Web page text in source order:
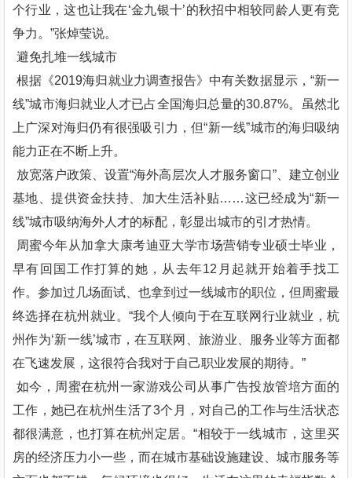
个行业，这也让我在‘金九银十’的秋招中相较同龄人更有竞
争力。”张焯莹说。
避免扎堆一线城市
根据《2019海归就业力调查报告》中有关数据显示，“新一
线”城市海归就业人才已占全国海归总量的30.87%。虽然北
上广深对海归仍有很强吸引力，但“新一线”城市的海归吸纳
能力正在不断上升。
放宽落户政策、设置“海外高层次人才服务窗口”、建立创业
基地、提供资金扶持、加大生活补贴……这已经成为“新一
线”城市吸纳海外人才的标配，彰显出城市的引才热情。
周蜜今年从加拿大康考迪亚大学市场营销专业硕士毕业，
早有回国工作打算的她，从去年12月起就开始着手找工
作。参加过几场面试、也拿到过一线城市的职位，但周蜜最
终选择在杭州就业。“我个人倾向于在互联网行业就业，杭
州作为‘新一线’城市，在互联网、旅游业、服务业等方面都
在飞速发展，这很符合我对于自己职业发展的期待。”
如今，周蜜在杭州一家游戏公司从事广告投放管培方面的
工作，她已在杭州生活了3个月，对自己的工作与生活状态
都很满意，也打算在杭州定居。“相较于一线城市，这里买
房的经济压力小一些，而在城市基础设施建设、城市服务等